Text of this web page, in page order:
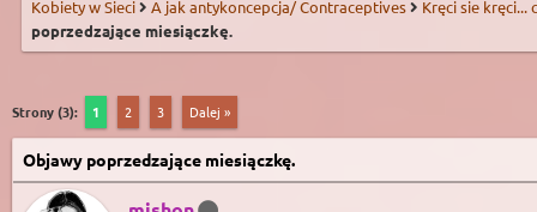
Kobiety w Sieci A jak antykoncepcja/ Contraceptives
Kręci sie kręci...
poprzedzające miesiączkę.
Strony (3): 1 2 3 Dalej »
Objawy poprzedzające miesiączkę.